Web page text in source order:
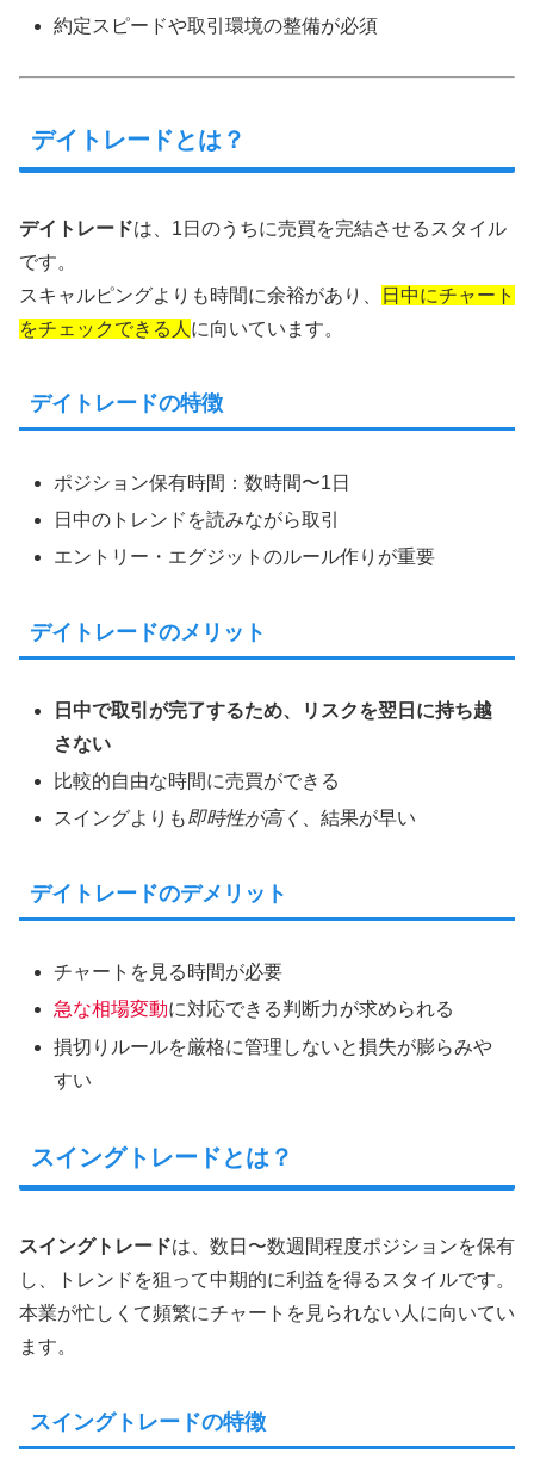
約定スピードや取引環境の整備が必須
デイトレードとは？
デイトレードは、1日のうちに売買を完結させるスタイル
です。
スキャルピングよりも時間に余裕があり、
日中にチャート
をチェックできる人 に向いています。
デイトレードの特徴
ポジション保有時間：数時間〜1日
日中のトレンドを読みながら取引
エントリー・エグジットのルール作りが重要
デイトレードのメリット
日中で取引が完了するため、リスクを翌日に持ち越
さない
比較的自由な時間に売買ができる
スイングよりも即時性が高く 、結果が早い
デイトレードのデメリット
チャートを見る時間が必要
急な相場変動に対応できる判断力が求められる
損切りルールを厳格に管理しないと損失が膨らみや
すい
スイングトレードとは？
スイングトレードは、数日〜数週間程度ポジションを保有
し、トレンドを狙って中期的に利益を得るスタイルです。
本業が忙しくて頻繁にチャートを見られない人に向いてい
ます。
スイングトレードの特徴